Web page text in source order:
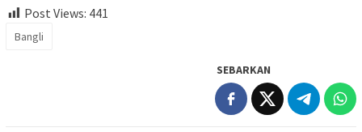
Post Views: 441
Bangli
SEBARKAN